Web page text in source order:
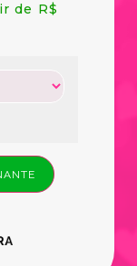
de R$